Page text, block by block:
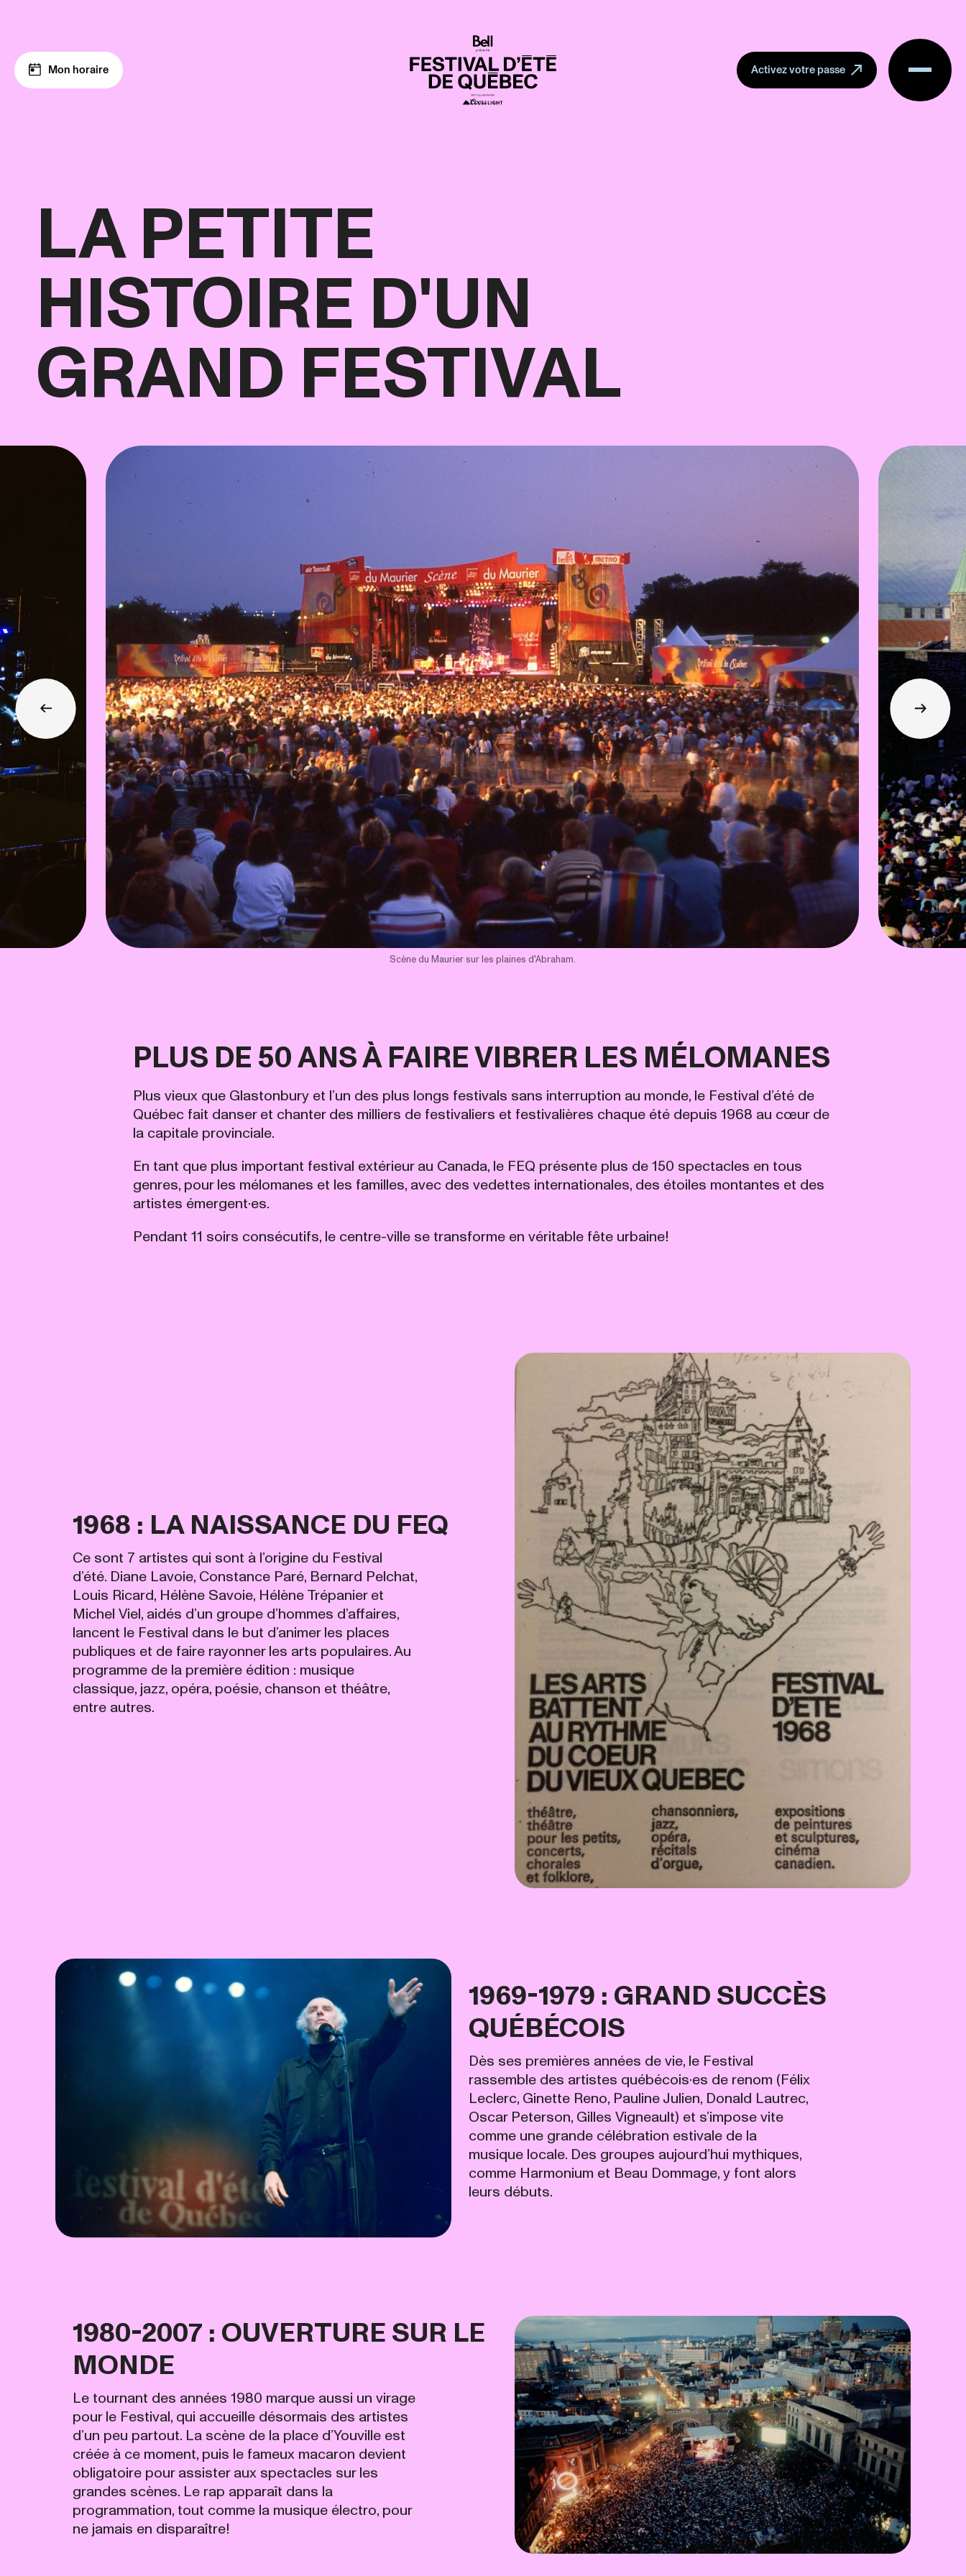
Mon horaire Activez votre passe
Menu
LA PETITE
HISTOIRE D'UN
GRAND FESTIVAL
Scène du Maurier sur les plaines d'Abraham.
PLUS DE 50 ANS À FAIRE VIBRER LES MÉLOMANES
Plus vieux que Glastonbury et l’un des plus longs festivals sans interruption au monde, le Festival d’été de
Québec fait danser et chanter des milliers de festivaliers et festivalières chaque été depuis 1968 au cœur de
la capitale provinciale.
En tant que plus important festival extérieur au Canada, le FEQ présente plus de 150 spectacles en tous
genres, pour les mélomanes et les familles, avec des vedettes internationales, des étoiles montantes et des
artistes émergent·es.
Pendant 11 soirs consécutifs, le centre-ville se transforme en véritable fête urbaine!
1968 : LA NAISSANCE DU FEQ
Ce sont 7 artistes qui sont à l’origine du Festival
d’été. Diane Lavoie, Constance Paré, Bernard Pelchat,
Louis Ricard, Hélène Savoie, Hélène Trépanier et
Michel Viel, aidés d’un groupe d’hommes d’affaires,
lancent le Festival dans le but d’animer les places
publiques et de faire rayonner les arts populaires. Au
programme de la première édition : musique
classique, jazz, opéra, poésie, chanson et théâtre,
entre autres.
1969-1979 : GRAND SUCCÈS
QUÉBÉCOIS
Dès ses premières années de vie, le Festival
rassemble des artistes québécois·es de renom (Félix
Leclerc, Ginette Reno, Pauline Julien, Donald Lautrec,
Oscar Peterson, Gilles Vigneault) et s’impose vite
comme une grande célébration estivale de la
musique locale. Des groupes aujourd’hui mythiques,
comme Harmonium et Beau Dommage, y font alors
leurs débuts.
1980-2007 : OUVERTURE SUR LE
MONDE
Le tournant des années 1980 marque aussi un virage
pour le Festival, qui accueille désormais des artistes
d’un peu partout. La scène de la place d’Youville est
créée à ce moment, puis le fameux macaron devient
obligatoire pour assister aux spectacles sur les
grandes scènes. Le rap apparaît dans la
programmation, tout comme la musique électro, pour
ne jamais en disparaître!